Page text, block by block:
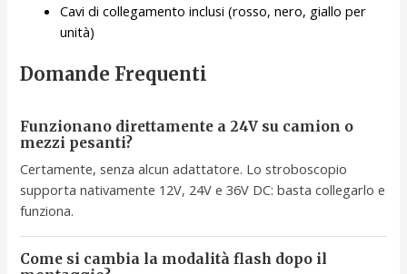
Cavi di collegamento inclusi (rosso, nero, giallo per
unità)
Domande Frequenti
Funzionano direttamente a 24V su camion o
mezzi pesanti?
Certamente, senza alcun adattatore. Lo stroboscopio
supporta nativamente 12V, 24V e 36V DC: basta collegarlo e
funziona.
Come si cambia la modalità flash dopo il